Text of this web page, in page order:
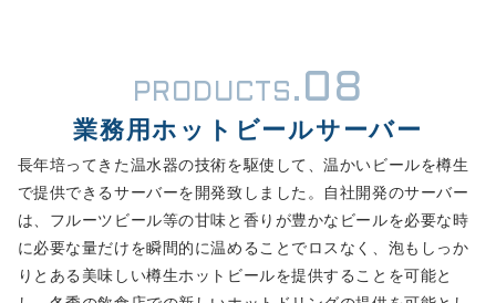
PRODUCTS. 08
業務用ホットビールサーバー
長年培ってきた温水器の技術を駆使して、温かいビールを樽生
で提供できるサーバーを開発致しました。自社開発のサーバー
は、フルーツビール等の甘味と香りが豊かなビールを必要な時
に必要な量だけを瞬間的に温めることでロスなく、泡もしっか
りとある美味しい樽生ホットビールを提供することを可能と